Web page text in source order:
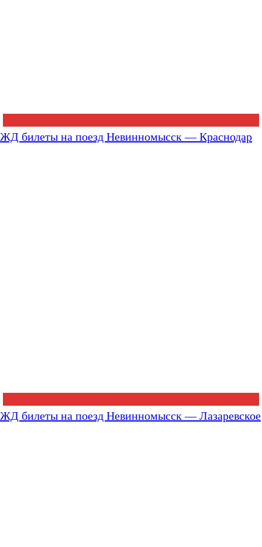
ЖД билеты на поезд Невинномысск — Краснодар
ЖД билеты на поезд Невинномысск — Лазаревское